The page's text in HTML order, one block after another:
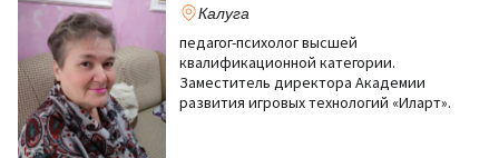
Калуга
педагог-психолог высшей
квалификационной категории.
Заместитель директора Академии
развития игровых технологий «Иларт».